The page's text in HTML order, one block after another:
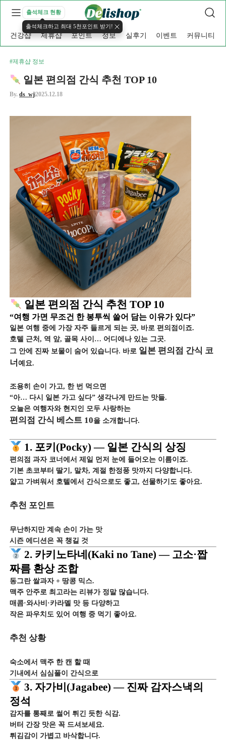
출석체크 현황
출석체크하고 최대 5천포인트 받기!
건강샵 제휴샵 포인트 정보 실후기 이벤트 커뮤니티
#제휴샵 정보
일본 편의점 간식 추천 TOP 10
By.ds_wj2025.12.18
일본 편의점 간식 추천 TOP 10
“여행 가면 무조건 한 봉투씩 쓸어 담는 이유가 있다”
일본 여행 중에 가장 자주 들르게 되는 곳, 바로 편의점이죠.
호텔 근처, 역 앞, 골목 사이… 어디에나 있는 그곳.
그 안에 진짜 보물이 숨어 있습니다. 바로 일본 편의점 간식 코
너예요.
조용히 손이 가고, 한 번 먹으면
“아… 다시 일본 가고 싶다” 생각나게 만드는 맛들.
오늘은 여행자와 현지인 모두 사랑하는
편의점 간식 베스트 10을 소개합니다.
1. 포키(Pocky) — 일본 간식의 상징
편의점 과자 코너에서 제일 먼저 눈에 들어오는 이름이죠.
기본 초코부터 딸기, 말차, 계절 한정풍 맛까지 다양합니다.
얇고 가벼워서 호텔에서 간식으로도 좋고, 선물하기도 좋아요.
추천 포인트
무난하지만 계속 손이 가는 맛
시즌 에디션은 꼭 챙길 것
2. 카키노타네(Kaki no Tane) — 고소·짭
짜름 환상 조합
동그란 쌀과자 + 땅콩 믹스.
맥주 안주로 최고라는 리뷰가 정말 많습니다.
매콤·와사비·카라멜 맛 등 다양하고
작은 파우치도 있어 여행 중 먹기 좋아요.
추천 상황
숙소에서 맥주 한 캔 할 때
기내에서 심심풀이 간식으로
3. 자가비(Jagabee) — 진짜 감자스낵의
정석
감자를 통째로 썰어 튀긴 듯한 식감.
버터 간장 맛은 꼭 드셔보세요.
튀김감이 가볍고 바삭합니다.